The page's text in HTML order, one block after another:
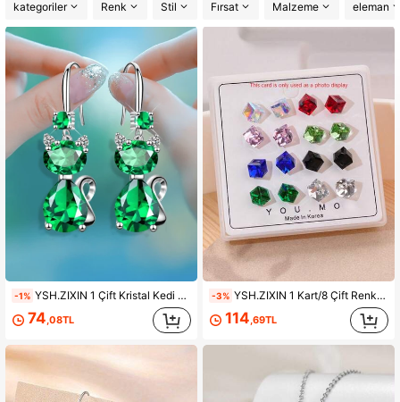
kategoriler
Renk Stil Fırsat Malzeme eleman
-1% YSH.ZIXIN 1 Çift Kristal Kedi Kolye Küpe Okyanus Kalp Tasarımı, Kadınlar İçin Parlayan Yapay Elmas Küpeler
74,08TL
-3% YSH.ZIXIN 1 Kart/8 Çift Renkli Kare Kristal Küpe, Kadınlar İçin Zarif Işıltılı Kare Küpeler
114,69TL